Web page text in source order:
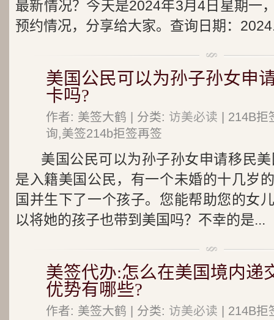
最新情况？今天是2024年3月4日星期一
预约情况，分享给大家。查询日期：
美国公民可以为孙子孙女申
卡吗?
作者: 美签大鹤 | 分类: 访美必读 | 214B
询,美签214b拒签再签
美国公民可以为孙子孙女申请移民
是入籍美国公民，有一个未婚的十几岁
国并生下了一个孩子。您能帮助您的女
以将她的孩子也带到美国吗？不幸的是...
美签代办:怎么在美国境内递
优势有哪些?
作者: 美签大鹤 | 分类: 访美必读 | 214B